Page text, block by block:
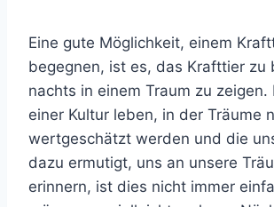
Eine gute Möglichkeit, einem
begegnen, ist es, das Krafttier zu
nachts in einem Traum zu zeigen.
einer Kultur leben, in der Träume
wertgeschätzt werden und die
dazu ermutigt, uns an unsere
erinnern, ist dies nicht immer